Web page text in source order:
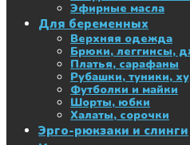
Эфирные масла
Для беременных
Верхняя одежда
Брюки, леггинсы,
Платья, сарафаны
Рубашки, туники,
Футболки и майки
Шорты, юбки
Халаты, сорочки
Эрго-рюкзаки и слинги